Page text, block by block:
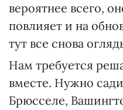
вероятнее всего,
повлияет и на
тут все снова
Нам требуется
вместе. Нужно
Брюсселе,